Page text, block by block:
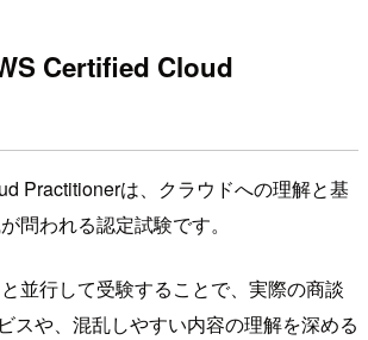
Certified Cloud
Practitionerは、クラウドへの理解と基
問われる認定試験です。
並行して受験することで、実際の商談
スや、混乱しやすい内容の理解を深める